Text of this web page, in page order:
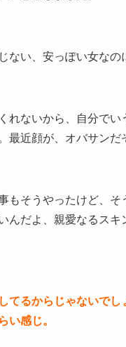
ない、安っぽい女なの
れないから、自分でい
最近顔が、オバサンだ
もそうやったけど、そ
んだよ、親愛なるスキ
てるからじゃないでし
い感じ。